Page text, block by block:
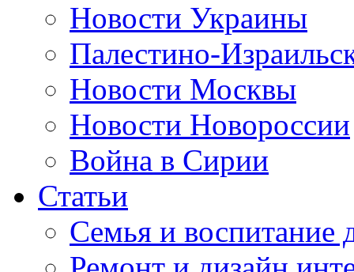
Новости Украины
Палестино-
Новости Москвы
Новости Новороссии
Война в Сирии
Статьи
Семья и воспитание